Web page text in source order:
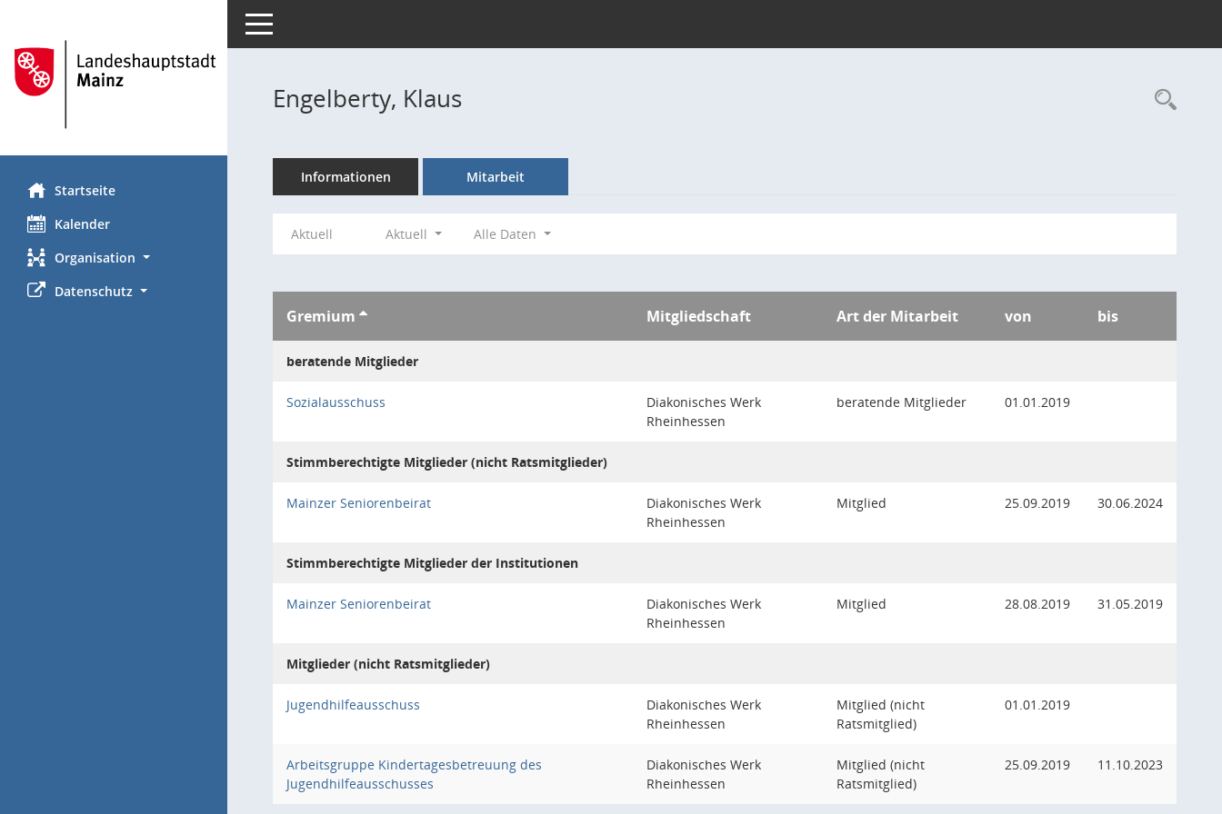
Startseite
Kalender
Organisation
Datenschutz
Toggle navigation
Engelberty, Klaus
Informationen Mitarbeit
Aktuell Aktuell Alle Daten
Gremium Mitgliedschaft Art der Mitarbeit von bis
beratende Mitglieder
Sozialausschuss
Diakonisches Werk
Rheinhessen
beratende Mitglieder 01.01.2019
Stimmberechtigte Mitglieder (nicht Ratsmitglieder)
Mainzer Seniorenbeirat
Diakonisches Werk
Rheinhessen
Mitglied 25.09.2019 30.06.2024
Stimmberechtigte Mitglieder der Institutionen
Mainzer Seniorenbeirat
Diakonisches Werk
Rheinhessen
Mitglied 28.08.2019 31.05.2019
Mitglieder (nicht Ratsmitglieder)
Jugendhilfeausschuss
Diakonisches Werk
Rheinhessen
Mitglied (nicht
Ratsmitglied)
01.01.2019
Arbeitsgruppe Kindertagesbetreuung des
Jugendhilfeausschusses
Diakonisches Werk
Rheinhessen
Mitglied (nicht
Ratsmitglied)
25.09.2019 11.10.2023